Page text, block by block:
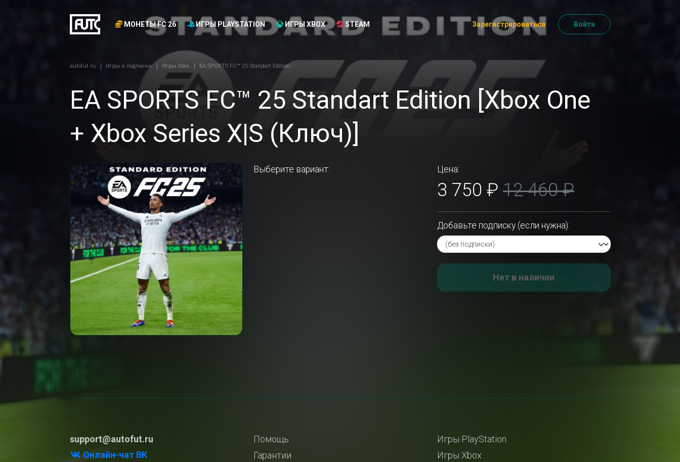
МОНЕТЫ FC 26 ИГРЫ PLAYSTATION ИГРЫ XBOX STEAM Зарегистрироваться Войти
autofut.ru Игры и подписки Игры Xbox EA SPORTS FC™ 25 Standart Edition
EA SPORTS FC™ 25 Standart Edition [Xbox One
+ Xbox Series X|S (Ключ)]
Выберите вариант: Цена:
3 750 ₽12 460 ₽
Добавьте подписку (если нужна):
Нет в наличии
support@autofut.ru
Онлайн-чат ВК
Помощь
Гарантии
Игры PlayStation
Игры Xbox